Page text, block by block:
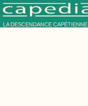
LA DESCENDANCE CAPÉTIENNE